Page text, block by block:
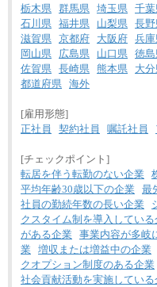
栃木県
群馬県 埼玉県 千葉
石川県
福井県 山梨県 長野
滋賀県
京都府 大阪府 兵庫
岡山県
広島県 山口県 徳島
佐賀県
長崎県 熊本県 大分
都道府県
海外
[雇用形態]
正社員
契約社員 嘱託社員
[チェックポイント]
転居を伴う転勤のない企業
平均年齢30歳以下の企業 最
社員の勤続年数の長い企業
クスタイム制を導入している
がある企業 事業内容が多岐
業 増収または増益中の企業
クオプション制度のある企業
社会貢献活動を実施している